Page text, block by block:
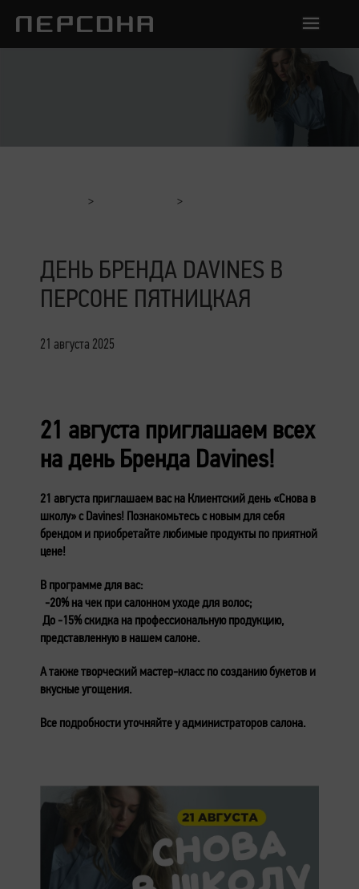
ДЕНЬ БРЕНДА DAVINES В
ПЕРСОНЕ ПЯТНИЦКАЯ
21 августа 2025
21 августа приглашаем всех
на день Бренда Davines!
21 августа приглашаем вас на Клиентский день «Снова в
школу» с Davines! Познакомьтесь с новым для себя
брендом и приобретайте любимые продукты по приятной
цене!
В программе для вас:
-20% на чек при салонном уходе для волос;
До -15% скидка на профессиональную продукцию,
представленную в нашем салоне.
А также творческий мастер-класс по созданию букетов и
вкусные угощения.
Все подробности уточняйте у администраторов салона.